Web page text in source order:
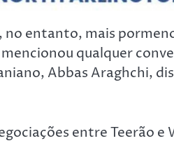
entanto, mais
qualquer
Abbas Araghchi,
entre Teerão e